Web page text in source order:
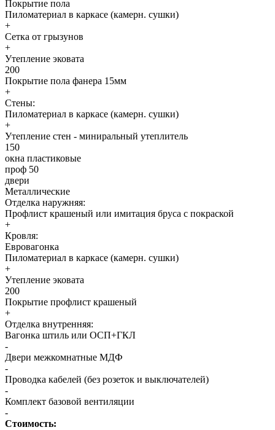
Покрытие пола
Пиломатериал в каркасе (камерн. сушки)
+
Сетка от грызунов
+
Утепление эковата
200
Покрытие пола фанера 15мм
+
Стены:
Пиломатериал в каркасе (камерн. сушки)
+
Утепление стен - миниральный утеплитель
150
окна пластиковые
проф 50
двери
Металлические
Отделка наружняя:
Профлист крашеный или имитация бруса с покраской
+
Кровля:
Евровагонка
Пиломатериал в каркасе (камерн. сушки)
+
Утепление эковата
200
Покрытие профлист крашеный
+
Отделка внутренняя:
Вагонка штиль или ОСП+ГКЛ
-
Двери межкомнатные МДФ
-
Проводка кабелей (без розеток и выключателей)
-
Комплект базовой вентиляции
-
Стоимость: